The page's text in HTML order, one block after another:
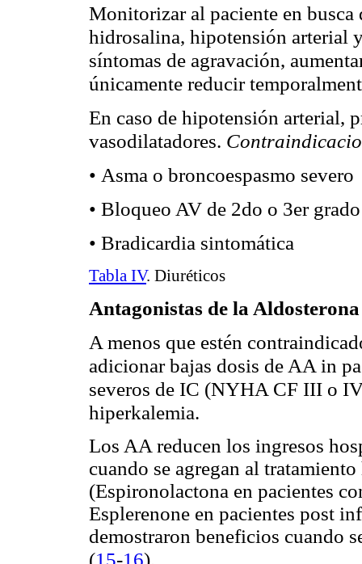
Monitorizar al paciente en busca
hidrosalina, hipotensión arterial
síntomas de agravación,
únicamente reducir
En caso de hipotensión arterial,
vasodilatadores.
• Asma o broncoespasmo severo
• Bloqueo AV de 2do o 3er
• Bradicardia sintomática
Tabla IV. Diuréticos
Antagonistas de la
A menos que estén
adicionar bajas dosis de AA in
severos de IC (NYHA CF III o
hiperkalemia.
Los AA reducen los ingresos
cuando se agregan al
(Espironolactona en pacientes
Esplerenone en pacientes post
demostraron beneficios cuando
(15-16).